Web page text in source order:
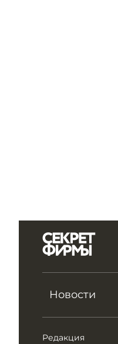
Новости
Редакция